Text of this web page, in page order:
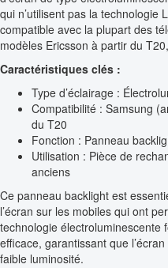
qui n’utilisent pas la technologie
compatible avec la plupart des
modèles Ericsson à partir du
Caractéristiques clés :
Type d’éclairage :
Compatibilité : Samsung
du T20
Fonction : Panneau
Utilisation : Pièce de
anciens
Ce panneau backlight est
l’écran sur les mobiles qui ont
technologie électroluminescente
efficace, garantissant que
faible luminosité.